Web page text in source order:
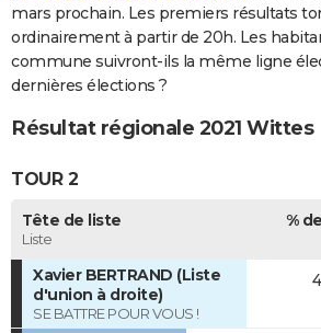
mars prochain. Les premiers résultats
ordinairement à partir de 20h. Les
commune suivront-ils la même ligne
dernières élections ?
Résultat régionale 2021 Wittes
TOUR 2
Tête de liste
Liste
%
Xavier BERTRAND (Liste
d'union à droite)
SE BATTRE POUR VOUS !